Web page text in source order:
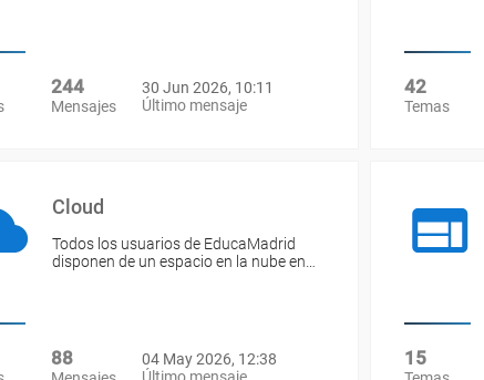
244
Mensajes
30 Jun 2026, 10:11
Último mensaje
42
Temas
Cloud
Todos los usuarios de EducaMadrid
disponen de un espacio en la nube en…
88
04 May 2026, 12:38
15